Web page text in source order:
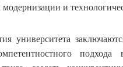
и
университета